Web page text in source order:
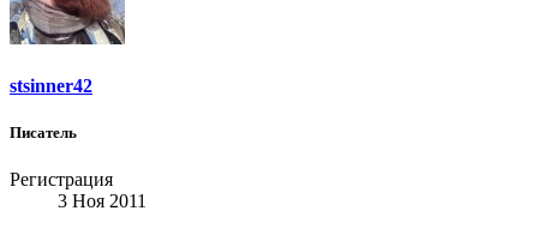
stsinner42
Писатель
Регистрация
3 Ноя 2011